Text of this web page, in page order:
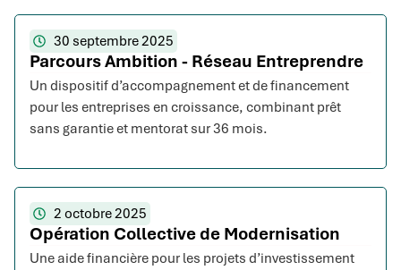
30 septembre 2025
Parcours Ambition - Réseau Entreprendre
Un dispositif d’accompagnement et de financement
pour les entreprises en croissance, combinant prêt
sans garantie et mentorat sur 36 mois.
2 octobre 2025
Opération Collective de Modernisation
Une aide financière pour les projets d’investissement